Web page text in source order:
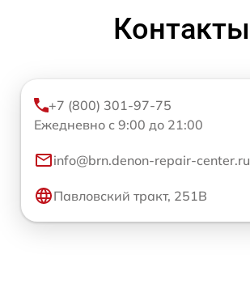
Контакты
+7 (800) 301-97-75
Ежедневно с 9:00 до 21:00
info@brn.denon-repair-center.ru
Павловский тракт, 251В